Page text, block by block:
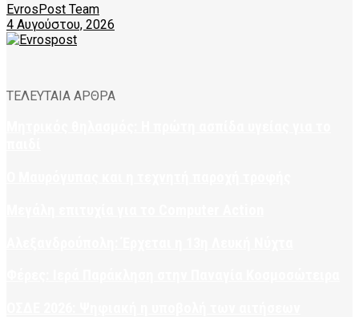
EvrosPost Team
4 Αυγούστου, 2026
ΤΕΛΕΥΤΑΙΑ ΑΡΘΡΑ